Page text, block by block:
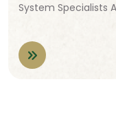
System Specialists